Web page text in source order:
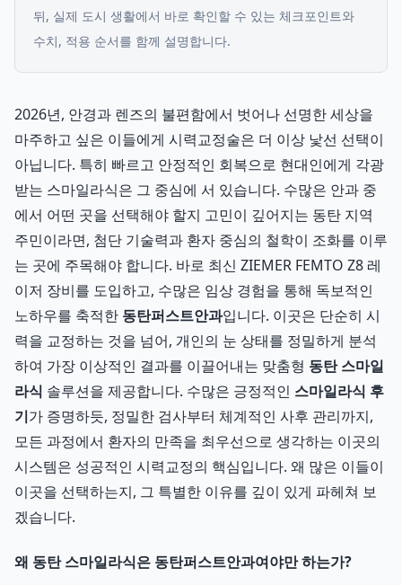
뒤, 실제 도시 생활에서 바로 확인할 수 있는 체크포인트와
수치, 적용 순서를 함께 설명합니다.
2026년, 안경과 렌즈의 불편함에서 벗어나 선명한 세상을
마주하고 싶은 이들에게 시력교정술은 더 이상 낯선 선택이
아닙니다. 특히 빠르고 안정적인 회복으로 현대인에게 각광
받는 스마일라식은 그 중심에 서 있습니다. 수많은 안과 중
에서 어떤 곳을 선택해야 할지 고민이 깊어지는 동탄 지역
주민이라면, 첨단 기술력과 환자 중심의 철학이 조화를 이루
는 곳에 주목해야 합니다. 바로 최신 ZIEMER FEMTO Z8 레
이저 장비를 도입하고, 수많은 임상 경험을 통해 독보적인
노하우를 축적한 동탄퍼스트안과입니다. 이곳은 단순히 시
력을 교정하는 것을 넘어, 개인의 눈 상태를 정밀하게 분석
하여 가장 이상적인 결과를 이끌어내는 맞춤형 동탄 스마일
라식 솔루션을 제공합니다. 수많은 긍정적인 스마일라식 후
기가 증명하듯, 정밀한 검사부터 체계적인 사후 관리까지,
모든 과정에서 환자의 만족을 최우선으로 생각하는 이곳의
시스템은 성공적인 시력교정의 핵심입니다. 왜 많은 이들이
이곳을 선택하는지, 그 특별한 이유를 깊이 있게 파헤쳐 보
겠습니다.
왜 동탄 스마일라식은 동탄퍼스트안과여야만 하는가?